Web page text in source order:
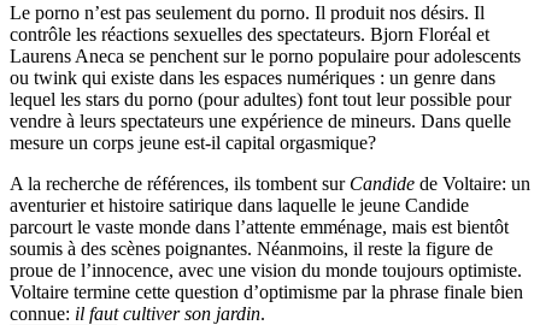
Le porno n’est pas seulement du porno. Il produit nos désirs. Il
contrôle les réactions sexuelles des spectateurs. Bjorn Floréal et
Laurens Aneca se penchent sur le porno populaire pour adolescents
ou twink qui existe dans les espaces numériques : un genre dans
lequel les stars du porno (pour adultes) font tout leur possible pour
vendre à leurs spectateurs une expérience de mineurs. Dans quelle
mesure un corps jeune est-il capital orgasmique?
A la recherche de références, ils tombent sur Candide de Voltaire: un
aventurier et histoire satirique dans laquelle le jeune Candide
parcourt le vaste monde dans l’attente emménage, mais est bientôt
soumis à des scènes poignantes. Néanmoins, il reste la figure de
proue de l’innocence, avec une vision du monde toujours optimiste.
Voltaire termine cette question d’optimisme par la phrase finale bien
connue: il faut cultiver son jardin.